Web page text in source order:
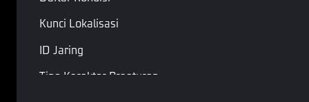
Kunci Lokalisasi
ID Jaring
Tipe Karakter Praaturan
masing-masing pemiliknya. Hak cipta dilindungi